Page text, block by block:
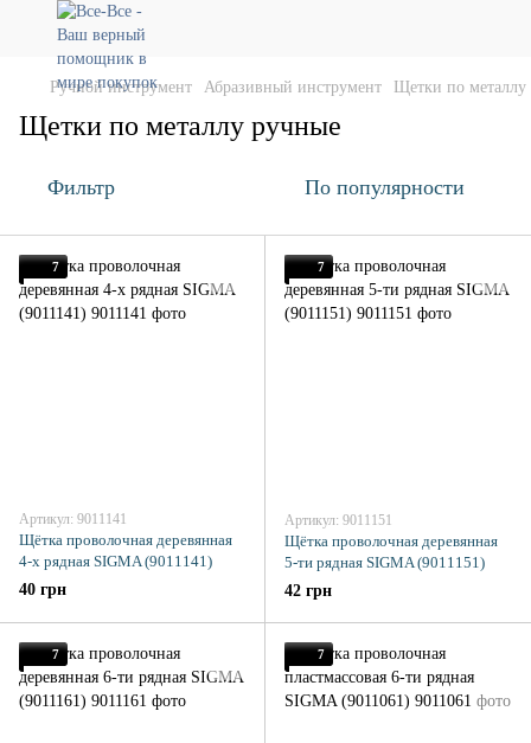
Ручной инструмент Абразивный инструмент Щетки по металлу
Щетки по металлу ручные
Фильтр По популярности
7
Артикул: 9011141
Щётка проволочная деревянная
4-х рядная SIGMA (9011141)
40 грн
7
Артикул: 9011151
Щётка проволочная деревянная
5-ти рядная SIGMA (9011151)
42 грн
7 7